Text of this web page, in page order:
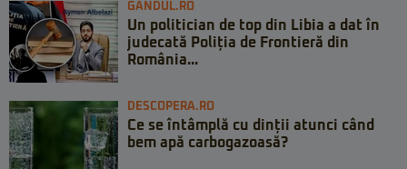
GANDUL.RO
Un politician de top din Libia a dat în
judecată Poliția de Frontieră din
România...
DESCOPERA.RO
Ce se întâmplă cu dinții atunci când
bem apă carbogazoasă?